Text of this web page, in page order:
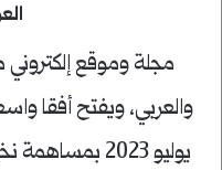
مجلة وموقع إلكتروني
والعربي، ويفتح أفقا
يوليو 2023